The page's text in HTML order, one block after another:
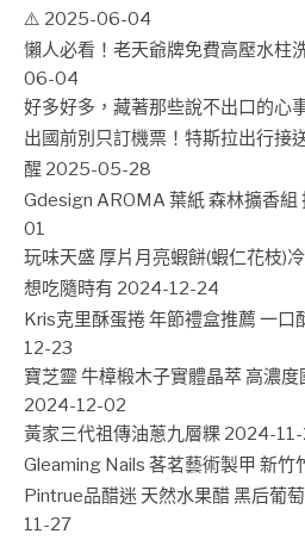
⚠️ 2025-06-04
懶人必看！老天爺牌免費高壓水柱
06-04
好多好多，藏著那些說不出口的心
出國前別只訂機票！特斯拉出行接
醒 2025-05-28
Gdesign AROMA 葉紙 森林擴香組
01
玩味天盛 厚片月亮蝦餅(蝦仁花枝)
想吃隨時有 2024-12-24
Kris克里酥蛋捲 年節禮盒推薦 一口
12-23
寶芝靈 牛樟椴木子實體晶萃 高濃
2024-12-02
黃家三代祖傳油蔥九層粿 2024-
Gleaming Nails 茖茗藝術製甲 新竹
Pintrue品醋迷 天然水果醋 黑后葡
11-27